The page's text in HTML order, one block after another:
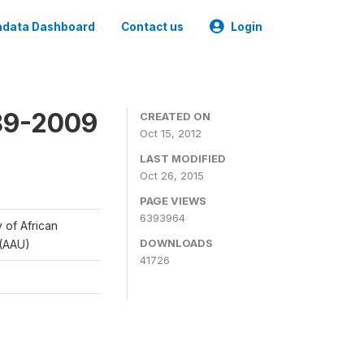
Dashboard Contact us Login
2009
of African
CREATED ON
Oct 15, 2012
LAST MODIFIED
Oct 26, 2015
PAGE VIEWS
6393964
DOWNLOADS
41726